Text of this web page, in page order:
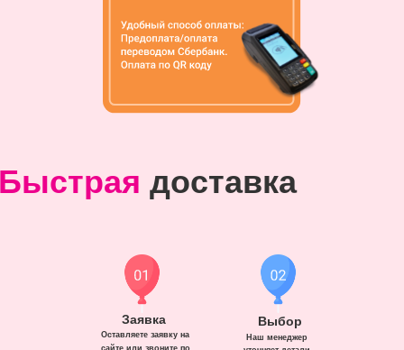
доставка
Заявка
Оставляете заявку на
сайте или звоните по
Выбор
Наш менеджер